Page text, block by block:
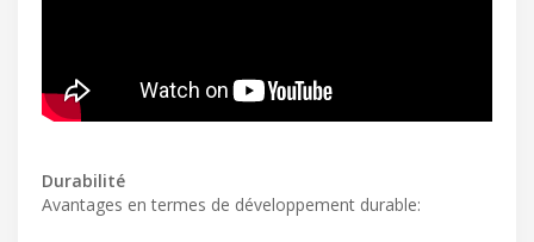
Durabilité
Avantages en termes de développement durable: